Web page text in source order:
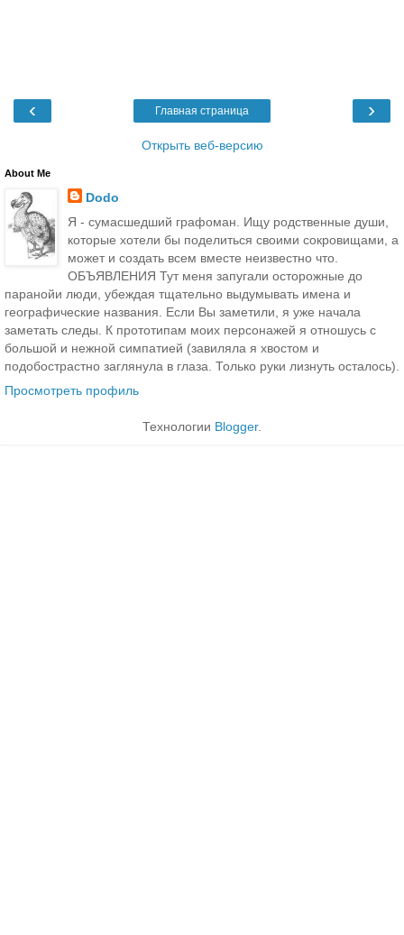
‹ ›
Главная страница
Открыть веб-версию
About Me
Dodo
Я - сумасшедший графоман. Ищу родственные души,
которые хотели бы поделиться своими сокровищами, а
может и создать всем вместе неизвестно что.
ОБЪЯВЛЕНИЯ Тут меня запугали осторожные до
паранойи люди, убеждая тщательно выдумывать имена и
географические названия. Если Вы заметили, я уже начала
заметать следы. К прототипам моих персонажей я отношусь с
большой и нежной симпатией (завиляла я хвостом и
подобострастно заглянула в глаза. Только руки лизнуть осталось).
Просмотреть профиль
Технологии Blogger.